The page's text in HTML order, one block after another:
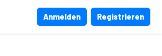
Anmelden Registrieren